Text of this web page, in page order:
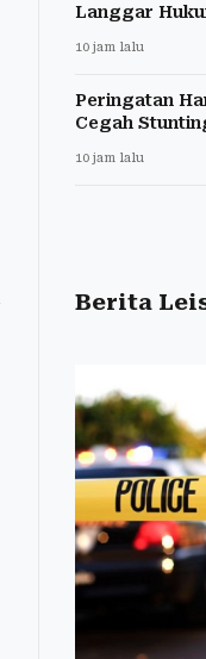
Langgar
10 jam lalu
Peringatan
Cegah
10 jam lalu
Berita